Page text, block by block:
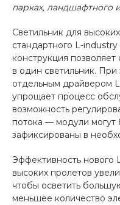
парках,
Светильник для
стандартного L-
конструкция
в один светильник.
отдельным драйвером
упрощает процесс
возможность
потока — модули могут
зафиксированы в
Эффективность нового
высоких пролетов
чтобы осветить
меньшее количество